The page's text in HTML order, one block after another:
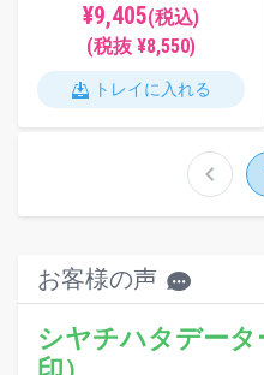
¥9,405(税込)
(税抜 ¥8,550)
トレイに入れる
chevron_left
お客様の声
シヤチハタデー